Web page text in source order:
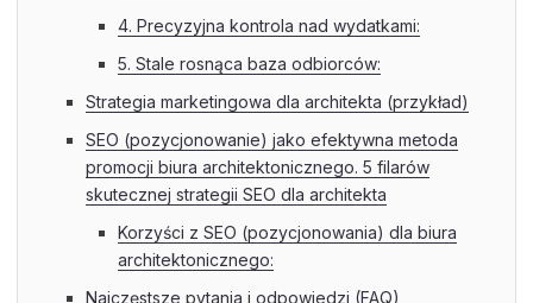
4. Precyzyjna kontrola nad wydatkami:
5. Stale rosnąca baza odbiorców:
Strategia marketingowa dla architekta (przykład)
SEO (pozycjonowanie) jako efektywna metoda
promocji biura architektonicznego. 5 filarów
skutecznej strategii SEO dla architekta
Korzyści z SEO (pozycjonowania) dla biura
architektonicznego:
Najczęstsze pytania i odpowiedzi (FAQ)